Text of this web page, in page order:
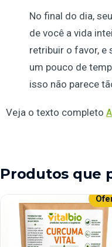
No final do dia,
de você a vida
retribuir o favor, e
um pouco de
isso não parece
Veja o texto completo
Produtos que